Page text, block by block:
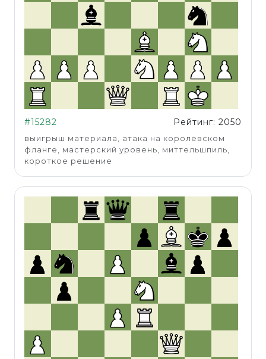
#15282 Рейтинг: 2050
выигрыш материала, атака на королевском
фланге, мастерский уровень, миттельшпиль,
короткое решение